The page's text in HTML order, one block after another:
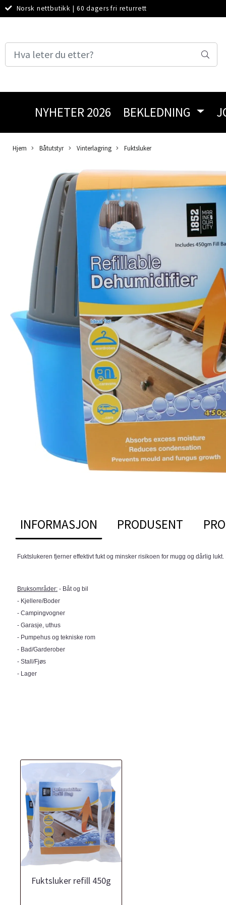
Norsk nettbutikk | 60 dagers fri returrett
NYHETER 2026 BEKLEDNING
Hjem Båtutstyr Vinterlagring Fuktsluker
INFORMASJON PRODUSENT
Fuktslukeren fjerner effektivt fukt og minsker risikoen for mugg og dårlig
Bruksområder: - Båt og bil
- Kjellere/Boder
- Campingvogner
- Garasje, uthus
- Pumpehus og tekniske rom
- Bad/Garderober
- Stall/Fjøs
- Lager
Fuktsluker refill 450g